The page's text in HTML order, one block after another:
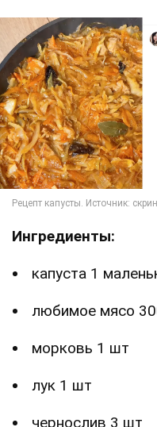
Ингредиенты:
капуста 1
любимое мясо
морковь 1 шт
лук 1 шт
чернослив 3 шт